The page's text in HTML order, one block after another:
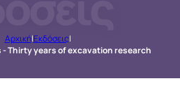
Αρχική|Εκδόσεις|
- Thirty years of excavation research